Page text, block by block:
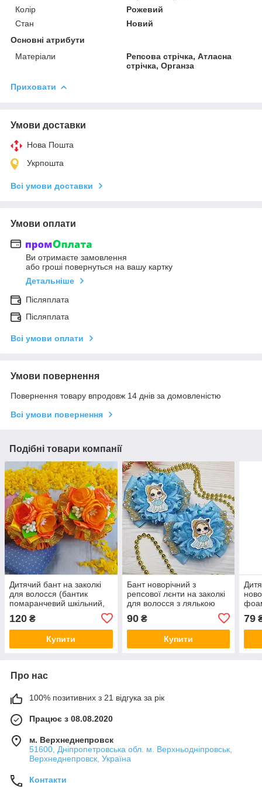
Колір
Рожевий
Стан
Новий
Основні атрибути
Матеріали
Репсова стрічка, Атласна
стрічка, Органза
Приховати
Умови доставки
Нова Пошта
Укрпошта
Всі умови доставки
Умови оплати
Ви отримаєте замовлення
або гроші повернуться на вашу картку
Детальніше
Післяплата
Післяплата
Всі умови оплати
Умови повернення
Повернення товару впродовж 14 днів за домовленістю
Всі умови повернення
Подібні товари компанії
Дитячий бант на заколкі
для волосся (бантик
помаранчевий шкільний,
школу на голову, канзаші)
120 ₴
Купити
Бант новорічний з
репсової лєнти на заколкі
для волосся з лялькою
(бантик блакитний з лол
ручної роботи в школу
прикраси канзаші)
90₴
Купити
79
Про нас
100% позитивних з 21 відгука за рік
Працює з 08.08.2020
м. Верхнеднепровск
51600, Дніпропетровська обл. м. Верхньодніпровськ,
Верхнеднепровск, Україна
Контакти